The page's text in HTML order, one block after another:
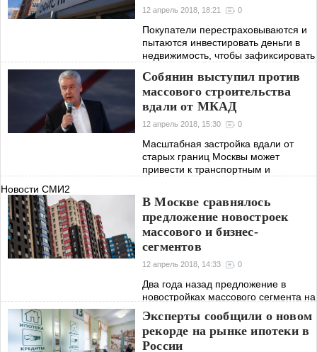
12 апрель 2018, 18:21 0
Покупатели перестраховываются и
пытаются инвестировать деньги в
недвижимость, чтобы зафиксировать
метра, считают девелоперы
Собянин выступил против
массового строительства
вдали от МКАД
12 апрель 2018, 15:30 0
Масштабная застройка вдали от
старых границ Москвы может
привести к транспортным и
Новости СМИ2
В Москве сравнялось
предложение новостроек
массового и бизнес-
сегментов
12 апрель 2018, 14:33 0
Два года назад предложение в
новостройках массового сегмента на
65% превышало число квартир в
бизнес-классе
Эксперты сообщили о новом
рекорде на рынке ипотеки в
России